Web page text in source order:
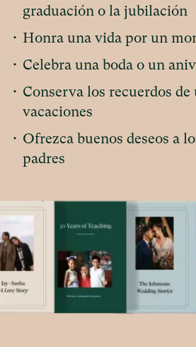
graduación o la jubilación
• Honra una vida por un
• Celebra una boda o un
• Conserva los recuerdos de
vacaciones
• Ofrezca buenos deseos a
padres